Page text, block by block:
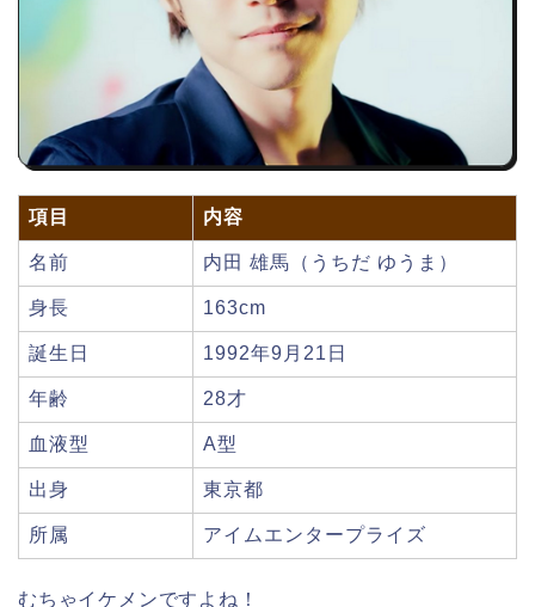
項目 内容
名前 内田 雄馬（うちだ ゆうま）
身長 163cm
誕生日 1992年9月21日
年齢 28才
血液型 A型
出身 東京都
所属 アイムエンタープライズ
むちゃイケメンですよね！